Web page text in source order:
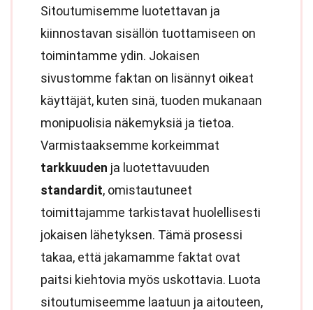
Sitoutumisemme luotettavan ja
kiinnostavan sisällön tuottamiseen on
toimintamme ydin. Jokaisen
sivustomme faktan on lisännyt oikeat
käyttäjät, kuten sinä, tuoden mukanaan
monipuolisia näkemyksiä ja tietoa.
Varmistaaksemme korkeimmat
tarkkuuden ja luotettavuuden
standardit, omistautuneet
toimittajamme tarkistavat huolellisesti
jokaisen lähetyksen. Tämä prosessi
takaa, että jakamamme faktat ovat
paitsi kiehtovia myös uskottavia. Luota
sitoutumiseemme laatuun ja aitouteen,